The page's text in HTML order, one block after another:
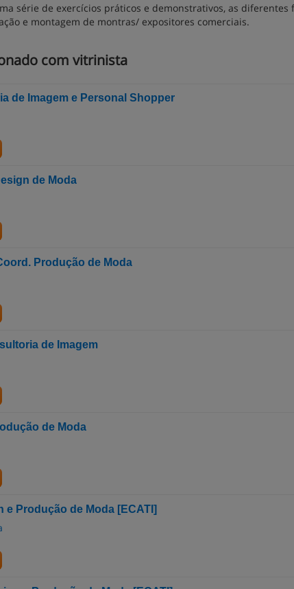
série de exercícios práticos e demonstrativos, as
e montagem de montras/ expositores comerciais.
com vitrinista
de Imagem e Personal Shopper
de Moda
Produção de Moda
de Imagem
de Moda
e Produção de Moda [ECATI]